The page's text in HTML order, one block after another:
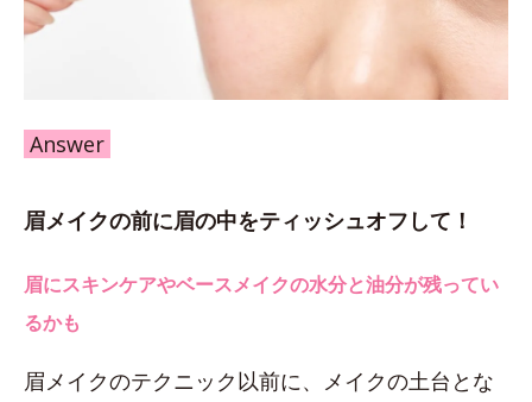
Answer
眉メイクの前に眉の中をティッシュオフして！
眉にスキンケアやベースメイクの水分と油分が残ってい
るかも
眉メイクのテクニック以前に、メイクの土台とな